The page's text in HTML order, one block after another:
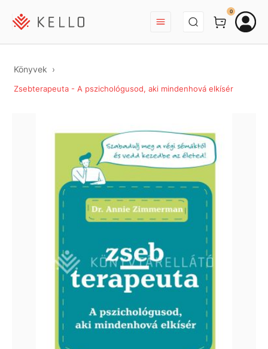
BEJELENTKEZÉS
0
Könyvek
Zsebterapeuta - A pszichológusod, aki mindenhová elkísér